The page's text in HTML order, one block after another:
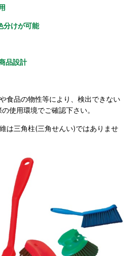
分けが可能
品設計
食品の物性等により、検出できない
使用環境でご確認下さい。
は三角柱(三角せんい)ではありませ